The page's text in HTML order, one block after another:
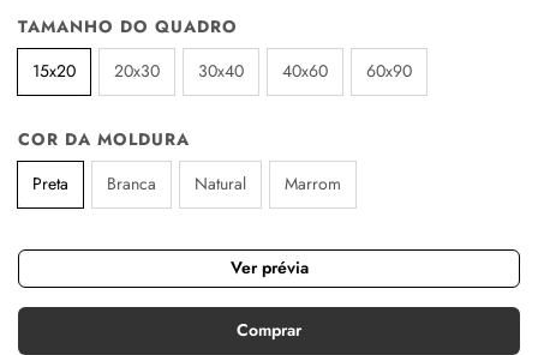
TAMANHO DO QUADRO
15x20
20x30 30x40 40x60 60x90
COR DA MOLDURA
Preta
Branca Natural Marrom
Ver prévia
Comprar